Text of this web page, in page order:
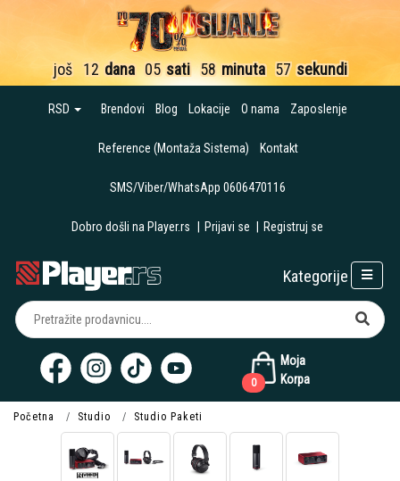
još 12 dana 05 sati 58 minuta 57 sekundi
RSD Brendovi Blog Lokacije O nama Zaposlenje
Reference (Montaža Sistema) Kontakt
SMS/Viber/WhatsApp 0606470116
Dobro došli na Player.rs Prijavi se Registruj se
Moja
Korpa
0
Kategorije
Početna Studio Studio Paketi